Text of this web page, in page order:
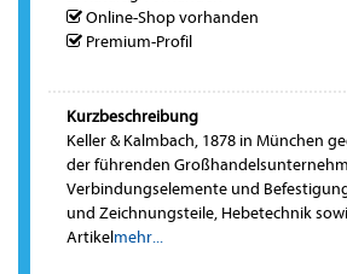
Online-Shop vorhanden
Premium-Profil
Kurzbeschreibung
Keller & Kalmbach, 1878 in München
der führenden
Verbindungselemente und
und Zeichnungsteile, Hebetechnik
Artikelmehr...